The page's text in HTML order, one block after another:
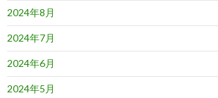
2024年8月
2024年7月
2024年6月
2024年5月